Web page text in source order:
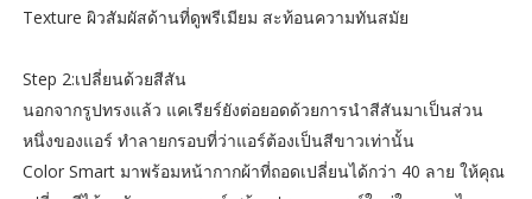
Texture ผิวสัมผัสด้านที่ดูพรีเมียม สะท้อนความทันสมัย
Step 2:เปลี่ยนด้วยสีสัน
นอกจากรูปทรงแล้ว แคเรียร์ยังต่อยอดด้วยการนำสีสันมาเป็นส่วน
หนึ่งของแอร์ ทำลายกรอบที่ว่าแอร์ต้องเป็นสีขาวเท่านั้น
Color Smart มาพร้อมหน้ากากผ้าที่ถอดเปลี่ยนได้กว่า 40 ลาย ให้คุณ